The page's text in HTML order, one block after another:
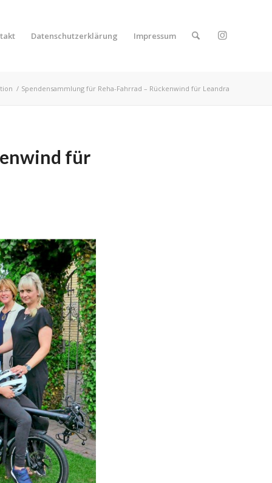
Datenschutzerklärung Impressum
/ Spendensammlung für Reha-Fahrrad – Rückenwind für Leandra
für